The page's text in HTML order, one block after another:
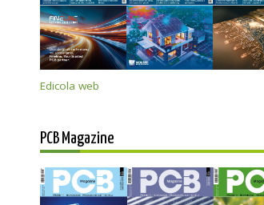
Edicola web
PCB Magazine